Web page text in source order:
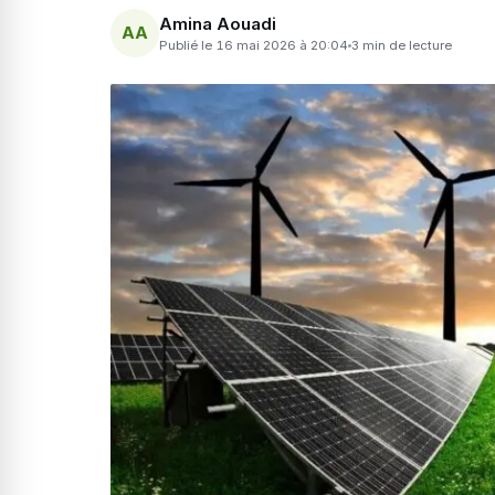
AA Amina Aouadi
Publié le 16 mai 2026 à 20:04 3 min de lecture